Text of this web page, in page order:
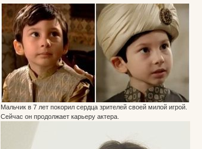
Мальчик в 7 лет покорил сердца зрителей своей милой игрой.
Сейчас он продолжает карьеру актера.